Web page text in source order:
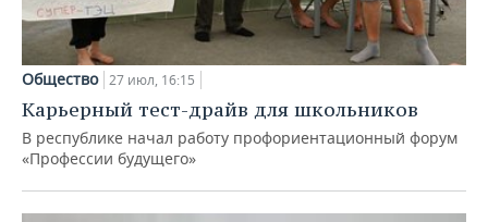
Общество 27 июл, 16:15
Карьерный тест-драйв для школьников
В республике начал работу профориентационный форум
«Профессии будущего»